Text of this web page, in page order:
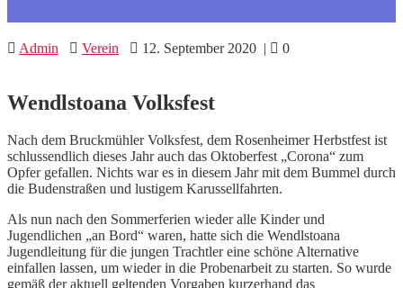
Admin Verein 12. September 2020 | 0
Wendlstoana Volksfest
Nach dem Bruckmühler Volksfest, dem Rosenheimer Herbstfest ist
schlussendlich dieses Jahr auch das Oktoberfest „Corona“ zum
Opfer gefallen. Nichts war es in diesem Jahr mit dem Bummel durch
die Budenstraßen und lustigem Karussellfahrten.
Als nun nach den Sommerferien wieder alle Kinder und
Jugendlichen „an Bord“ waren, hatte sich die Wendlstoana
Jugendleitung für die jungen Trachtler eine schöne Alternative
einfallen lassen, um wieder in die Probenarbeit zu starten. So wurde
gemäß der aktuell geltenden Vorgaben kurzerhand das